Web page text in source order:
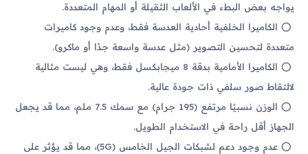
يواجه بعض البطء في الألعاب الثقيلة أو المهام المتعددة.
الكاميرا الخلفية أحادية العدسة فقط، وعدم وجود كاميرات
متعددة لتحسين التصوير (مثل عدسة واسعة جدًا أو ماكرو).
الكاميرا الأمامية بدقة 8 ميجابكسل فقط، وهي ليست مثالية
لالتقاط صور سلفي ذات جودة عالية.
الوزن نسبيًا مرتفع (195 جرام) مع سمك 7.5 ملم، مما قد يجعل
الجهاز أقل راحة في الاستخدام الطويل.
عدم وجود دعم لشبكات الجيل الخامس (5G)، مما قد يؤثر على